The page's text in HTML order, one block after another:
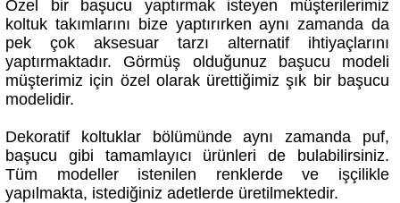
koltuk takımlarını bize yaptırırken aynı zamanda da
pek çok aksesuar tarzı alternatif ihtiyaçlarını
yaptırmaktadır. Görmüş olduğunuz başucu modeli
müşterimiz için özel olarak ürettiğimiz şık bir başucu
modelidir.
başucu gibi tamamlayıcı ürünleri de bulabilirsiniz.
Tüm modeller istenilen renklerde ve işçilikle
yapılmakta, istediğiniz adetlerde üretilmektedir.